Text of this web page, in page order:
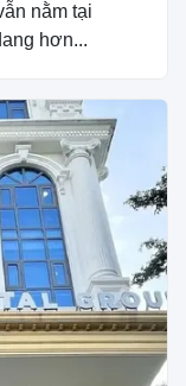
nằm tại
hơn...